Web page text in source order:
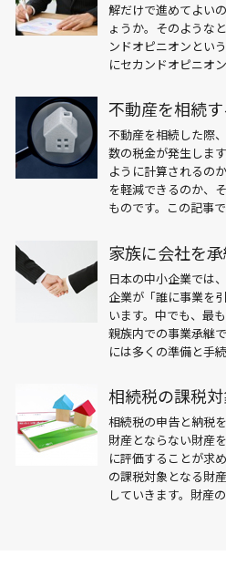
解だけで進めてよい
ょうか。そのような
ンドオピニオンとい
にセカンドオピニオ
不動産を相続
不動産を相続した際
数の税金が発生しま
ように計算されるの
を軽減できるのか、
ものです。この記事
家族に会社を
日本の中小企業では
企業が「誰に事業を
います。中でも、最
親族内での事業承継
には多くの準備と手
相続税の課税
相続税の申告と納税
財産とならない財産
に評価することが求
の課税対象となる財
していきます。財産